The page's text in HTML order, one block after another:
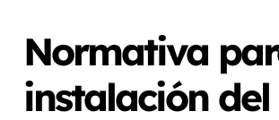
Normativa
instalación del